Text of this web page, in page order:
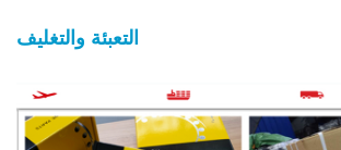
التعبئة والتغليف